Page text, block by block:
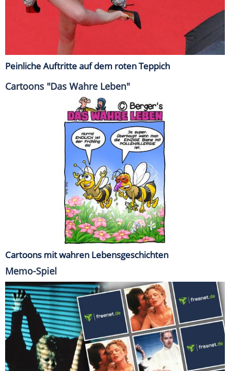
Peinliche Auftritte auf dem roten Teppich
Cartoons "Das Wahre Leben"
Cartoons mit wahren Lebensgeschichten
Memo-Spiel